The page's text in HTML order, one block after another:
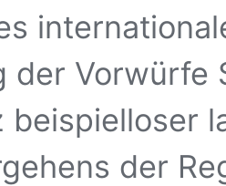
der Vorwürfe
beispielloser
der